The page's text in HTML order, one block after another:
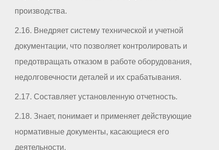
производства.
2.16. Внедряет систему технической и учетной
документации, что позволяет контролировать и
предотвращать отказом в работе оборудования,
недолговечности деталей и их срабатывания.
2.17. Составляет установленную отчетность.
2.18. Знает, понимает и применяет действующие
нормативные документы, касающиеся его
деятельности.